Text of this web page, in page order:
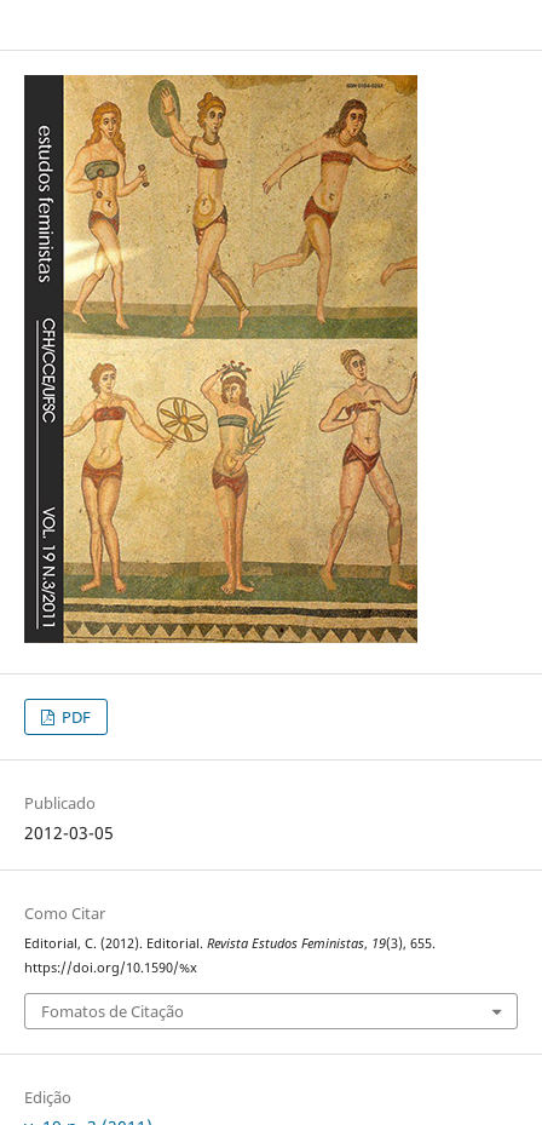
PDF
Publicado
2012-03-05
Como Citar
Editorial, C. (2012). Editorial. Revista Estudos Feministas, 19(3), 655.
https://doi.org/10.1590/%x
Fomatos de Citação
Edição